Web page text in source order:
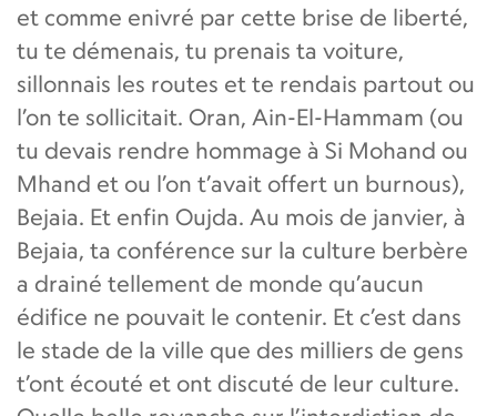
et comme enivré par cette brise de liberté,
tu te démenais, tu prenais ta voiture,
sillonnais les routes et te rendais partout ou
l’on te sollicitait. Oran, Ain-El-Hammam (ou
tu devais rendre hommage à Si Mohand ou
Mhand et ou l’on t’avait offert un burnous),
Bejaia. Et enfin Oujda. Au mois de janvier, à
Bejaia, ta conférence sur la culture berbère
a drainé tellement de monde qu’aucun
édifice ne pouvait le contenir. Et c’est dans
le stade de la ville que des milliers de gens
t’ont écouté et ont discuté de leur culture.